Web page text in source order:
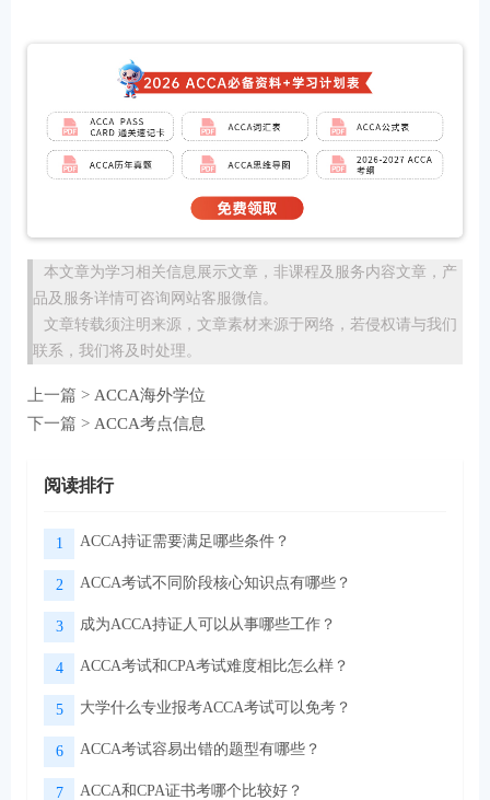
本文章为学习相关信息展示文章，非课程及服务内容文章，产
品及服务详情可咨询网站客服微信。
文章转载须注明来源，文章素材来源于网络，若侵权请与我们
联系，我们将及时处理。
上一篇 > ACCA海外学位
下一篇 > ACCA考点信息
阅读排行
1 ACCA持证需要满足哪些条件？
2 ACCA考试不同阶段核心知识点有哪些？
3 成为ACCA持证人可以从事哪些工作？
4 ACCA考试和CPA考试难度相比怎么样？
5 大学什么专业报考ACCA考试可以免考？
6 ACCA考试容易出错的题型有哪些？
7 ACCA和CPA证书考哪个比较好？